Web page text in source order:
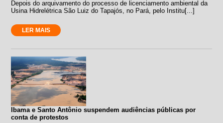
Depois do arquivamento do processo de licenciamento ambiental da
Usina Hidrelétrica São Luiz do Tapajós, no Pará, pelo Institu[...]
LER MAIS
Ibama e Santo Antônio suspendem audiências públicas por
conta de protestos